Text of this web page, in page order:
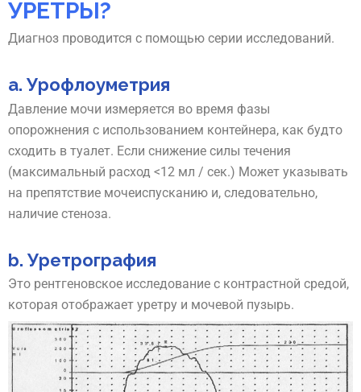
УРЕТРЫ?
Диагноз проводится с помощью серии исследований.
а. Урофлоуметрия
Давление мочи измеряется во время фазы
опорожнения с использованием контейнера, как будто
сходить в туалет. Если снижение силы течения
(максимальный расход <12 мл / сек.) Может указывать
на препятствие мочеиспусканию и, следовательно,
наличие стеноза.
b. Уретрография
Это рентгеновское исследование с контрастной средой,
которая отображает уретру и мочевой пузырь.